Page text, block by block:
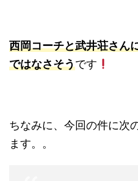
西岡コーチと武井荘さん
ではなさそうです
ちなみに、今回の件に次
ます。。